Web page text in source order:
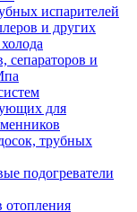
испарителей
и других
сепараторов и
для
трубных
подогреватели
отопления